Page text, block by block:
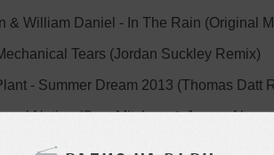
& William Daniel - In The Rain (Original
Tears (Jordan Suckley Remix)
- Summer Dream 2013 (Thomas Datt
Nation (Sam Mitcham & James